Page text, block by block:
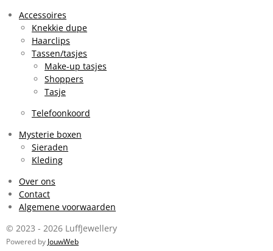
Accessoires
Knekkie dupe
Haarclips
Tassen/tasjes
Make-up tasjes
Shoppers
Tasje
Telefoonkoord
Mysterie boxen
Sieraden
Kleding
Over ons
Contact
Algemene voorwaarden
© 2023 - 2026 LuffJewellery
Powered by JouwWeb